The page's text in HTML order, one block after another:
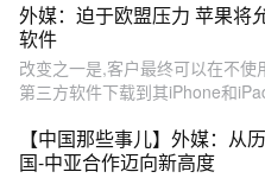
外媒：迫于欧盟压力 苹果将
软件
改变之一是,客户最终可以在不
第三方软件下载到其iPhone和
【中国那些事儿】外媒：从
国-中亚合作迈向新高度